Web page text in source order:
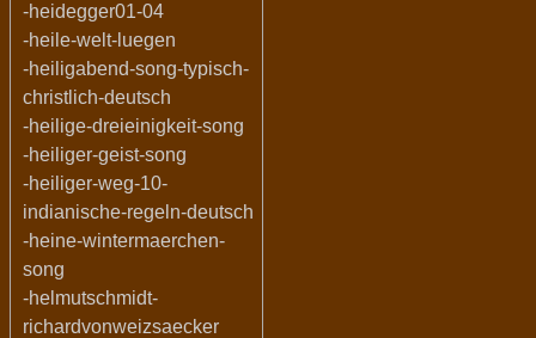
-heidegger01-04
-heile-welt-luegen
-heiligabend-song-typisch-
christlich-deutsch
-heilige-dreieinigkeit-song
-heiliger-geist-song
-heiliger-weg-10-
indianische-regeln-deutsch
-heine-wintermaerchen-
song
-helmutschmidt-
richardvonweizsaecker